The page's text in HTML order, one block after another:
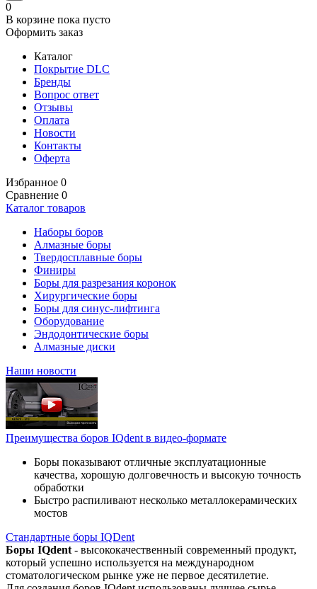
0
В корзине пока пусто
Оформить заказ
Каталог
Покрытие DLC
Бренды
Вопрос ответ
Отзывы
Оплата
Новости
Контакты
Оферта
Избранное 0
Сравнение 0
Каталог товаров
Наборы боров
Алмазные боры
Твердосплавные боры
Финиры
Боры для разрезания коронок
Хирургические боры
Боры для синус-лифтинга
Оборудование
Эндодонтические боры
Алмазные диски
Наши новости
Преимущества боров IQdent в видео-формате
Боры показывают отличные эксплуатационные
качества, хорошую долговечность и высокую точность
обработки
Быстро распиливают несколько металлокерамических
мостов
Стандартные боры IQDent
Боры IQdent - высококачественный современный продукт,
который успешно используется на международном
стоматологическом рынке уже не первое десятилетие.